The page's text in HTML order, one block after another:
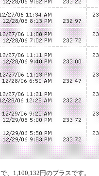
、1,100,132円のプラスです。